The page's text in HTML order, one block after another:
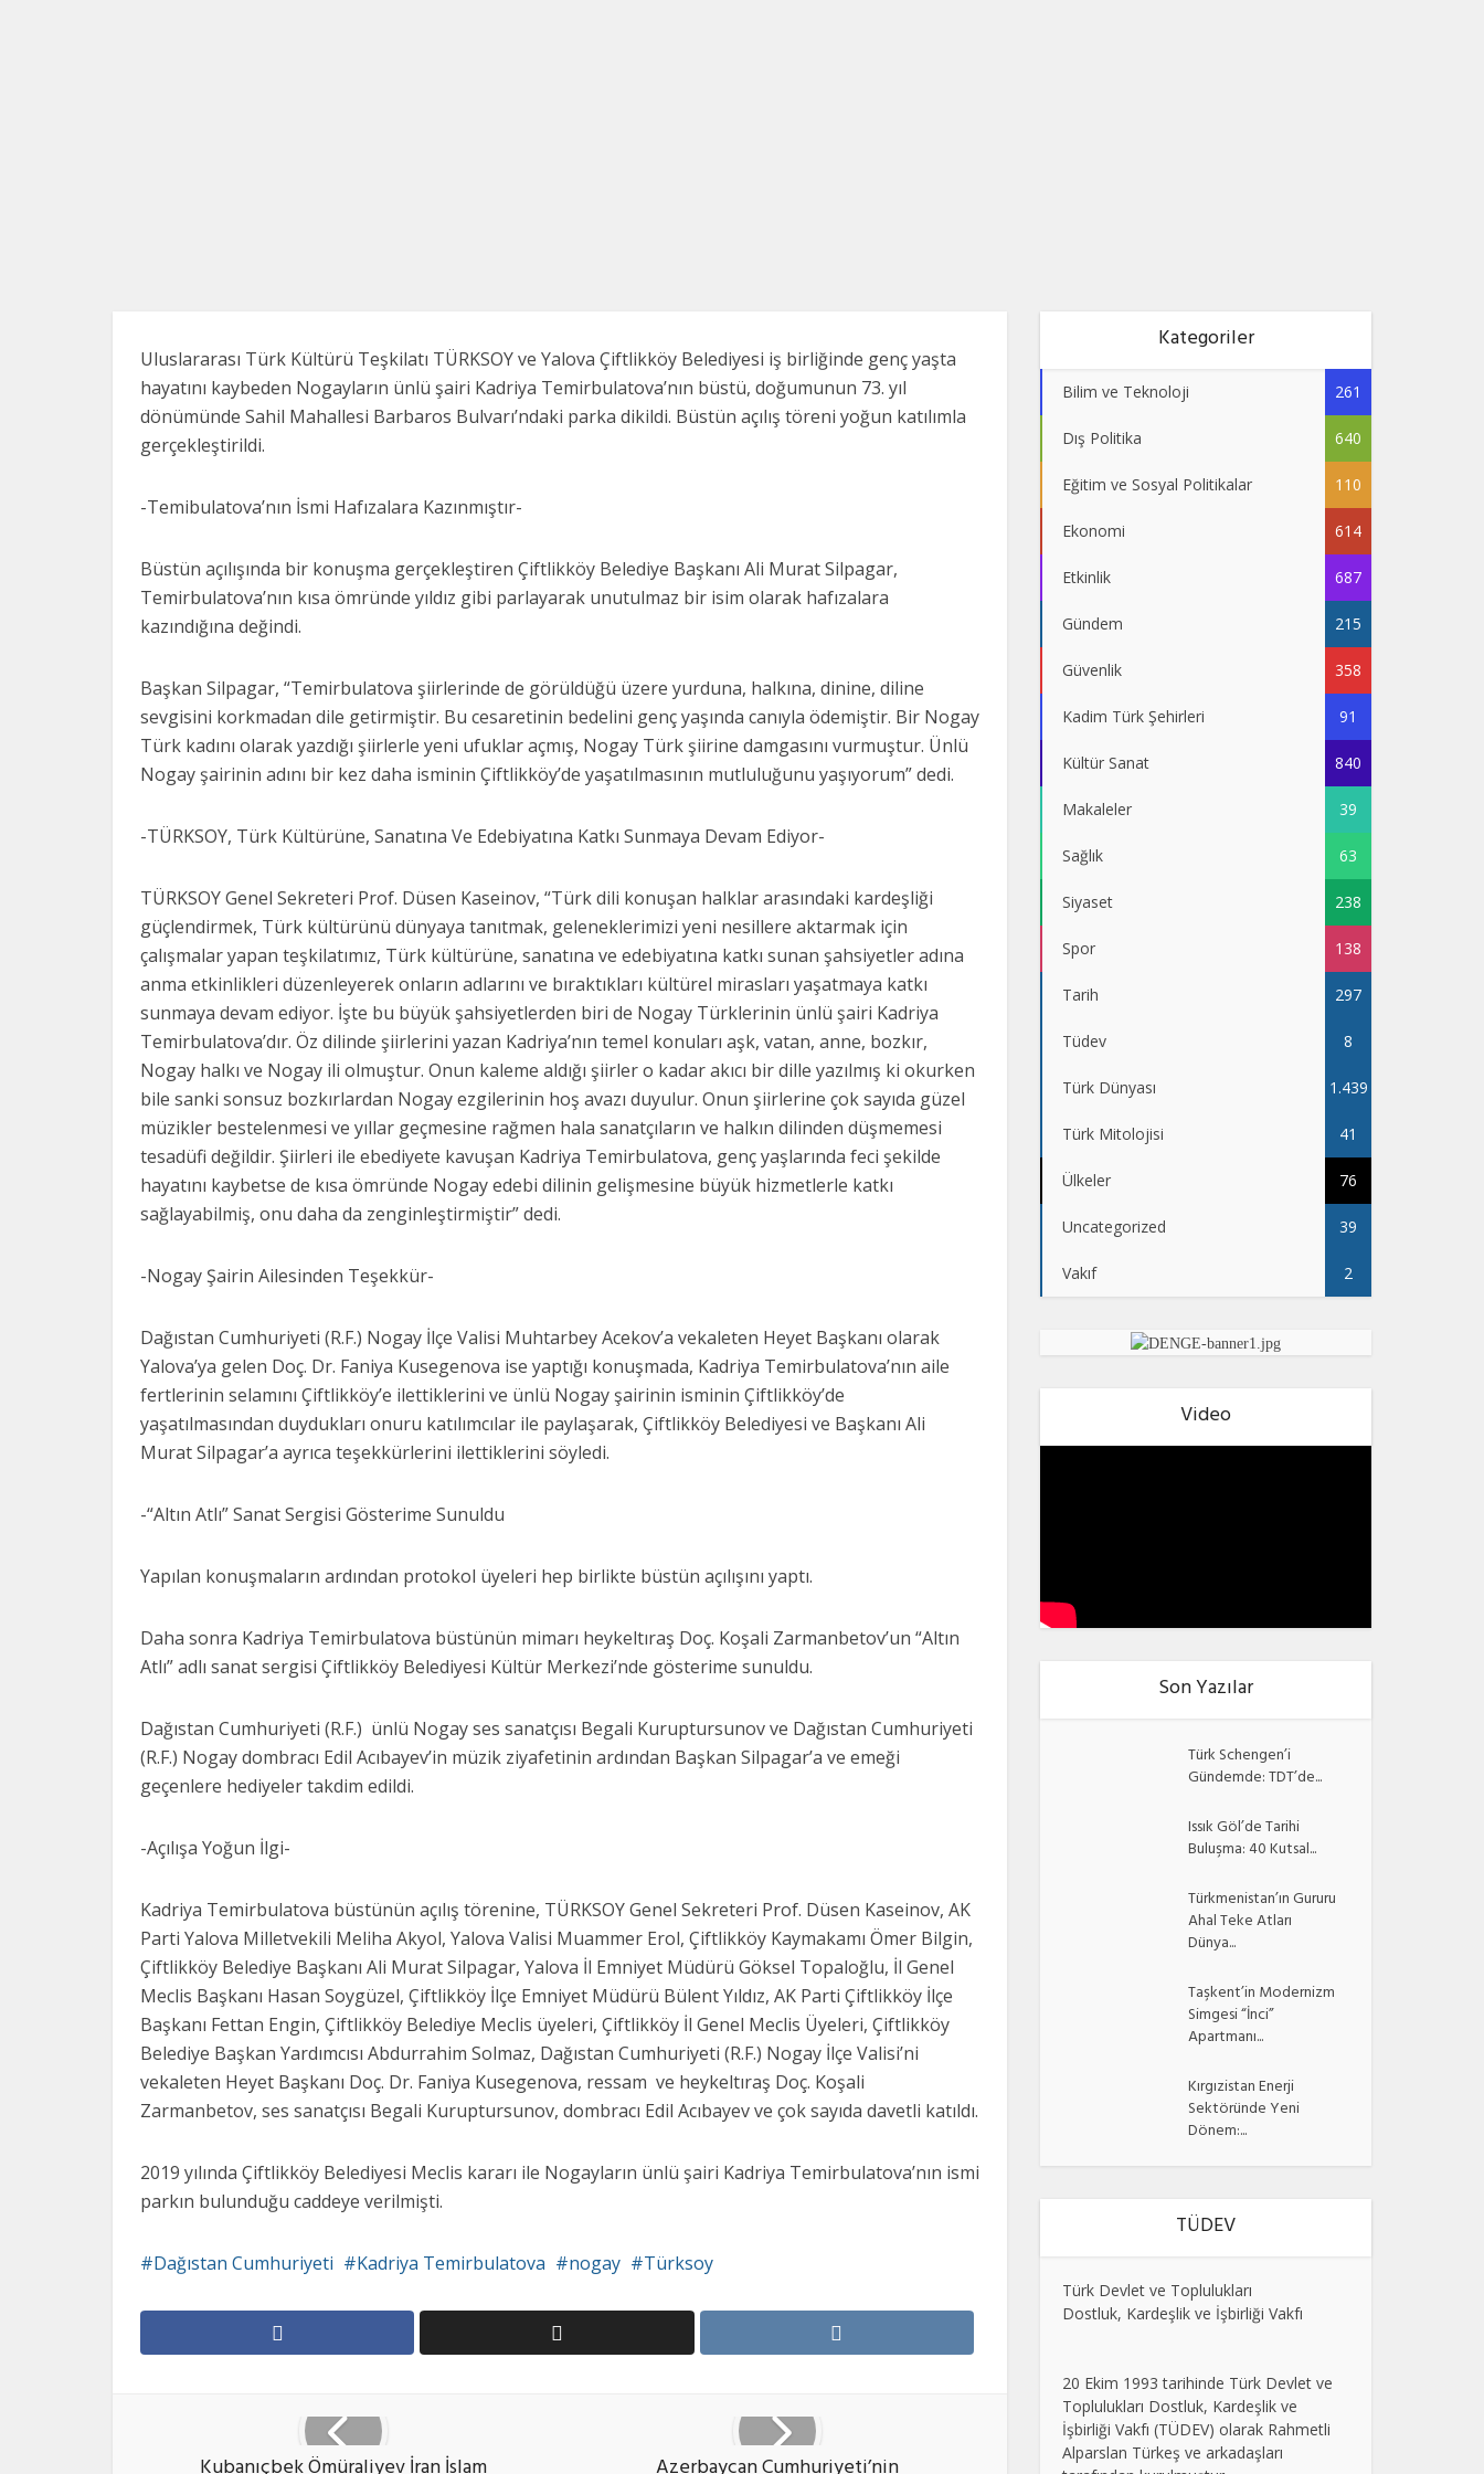
Uluslararası Türk Kültürü Teşkilatı TÜRKSOY ve Yalova Çiftlikköy Belediyesi iş birliğinde genç yaşta
hayatını kaybeden Nogayların ünlü şairi Kadriya Temirbulatova’nın büstü, doğumunun 73. yıl
dönümünde Sahil Mahallesi Barbaros Bulvarı’ndaki parka dikildi. Büstün açılış töreni yoğun katılımla
gerçekleştirildi.
-Temibulatova’nın İsmi Hafızalara Kazınmıştır-
Büstün açılışında bir konuşma gerçekleştiren Çiftlikköy Belediye Başkanı Ali Murat Silpagar,
Temirbulatova’nın kısa ömründe yıldız gibi parlayarak unutulmaz bir isim olarak hafızalara
kazındığına değindi.
Başkan Silpagar, “Temirbulatova şiirlerinde de görüldüğü üzere yurduna, halkına, dinine, diline
sevgisini korkmadan dile getirmiştir. Bu cesaretinin bedelini genç yaşında canıyla ödemiştir. Bir Nogay
Türk kadını olarak yazdığı şiirlerle yeni ufuklar açmış, Nogay Türk şiirine damgasını vurmuştur. Ünlü
Nogay şairinin adını bir kez daha isminin Çiftlikköy’de yaşatılmasının mutluluğunu yaşıyorum” dedi.
-TÜRKSOY, Türk Kültürüne, Sanatına Ve Edebiyatına Katkı Sunmaya Devam Ediyor-
TÜRKSOY Genel Sekreteri Prof. Düsen Kaseinov, “Türk dili konuşan halklar arasındaki kardeşliği
güçlendirmek, Türk kültürünü dünyaya tanıtmak, geleneklerimizi yeni nesillere aktarmak için
çalışmalar yapan teşkilatımız, Türk kültürüne, sanatına ve edebiyatına katkı sunan şahsiyetler adına
anma etkinlikleri düzenleyerek onların adlarını ve bıraktıkları kültürel mirasları yaşatmaya katkı
sunmaya devam ediyor. İşte bu büyük şahsiyetlerden biri de Nogay Türklerinin ünlü şairi Kadriya
Temirbulatova’dır. Öz dilinde şiirlerini yazan Kadriya’nın temel konuları aşk, vatan, anne, bozkır,
Nogay halkı ve Nogay ili olmuştur. Onun kaleme aldığı şiirler o kadar akıcı bir dille yazılmış ki okurken
bile sanki sonsuz bozkırlardan Nogay ezgilerinin hoş avazı duyulur. Onun şiirlerine çok sayıda güzel
müzikler bestelenmesi ve yıllar geçmesine rağmen hala sanatçıların ve halkın dilinden düşmemesi
tesadüfi değildir. Şiirleri ile ebediyete kavuşan Kadriya Temirbulatova, genç yaşlarında feci şekilde
hayatını kaybetse de kısa ömründe Nogay edebi dilinin gelişmesine büyük hizmetlerle katkı
sağlayabilmiş, onu daha da zenginleştirmiştir” dedi.
-Nogay Şairin Ailesinden Teşekkür-
Dağıstan Cumhuriyeti (R.F.) Nogay İlçe Valisi Muhtarbey Acekov’a vekaleten Heyet Başkanı olarak
Yalova’ya gelen Doç. Dr. Faniya Kusegenova ise yaptığı konuşmada, Kadriya Temirbulatova’nın aile
fertlerinin selamını Çiftlikköy’e ilettiklerini ve ünlü Nogay şairinin isminin Çiftlikköy’de
yaşatılmasından duydukları onuru katılımcılar ile paylaşarak, Çiftlikköy Belediyesi ve Başkanı Ali
Murat Silpagar’a ayrıca teşekkürlerini ilettiklerini söyledi.
-“Altın Atlı” Sanat Sergisi Gösterime Sunuldu
Yapılan konuşmaların ardından protokol üyeleri hep birlikte büstün açılışını yaptı.
Daha sonra Kadriya Temirbulatova büstünün mimarı heykeltıraş Doç. Koşali Zarmanbetov’un “Altın
Atlı” adlı sanat sergisi Çiftlikköy Belediyesi Kültür Merkezi’nde gösterime sunuldu.
Dağıstan Cumhuriyeti (R.F.) ünlü Nogay ses sanatçısı Begali Kuruptursunov ve Dağıstan Cumhuriyeti
(R.F.) Nogay dombracı Edil Acıbayev’in müzik ziyafetinin ardından Başkan Silpagar’a ve emeği
geçenlere hediyeler takdim edildi.
-Açılışa Yoğun İlgi-
Kadriya Temirbulatova büstünün açılış törenine, TÜRKSOY Genel Sekreteri Prof. Düsen Kaseinov, AK
Parti Yalova Milletvekili Meliha Akyol, Yalova Valisi Muammer Erol, Çiftlikköy Kaymakamı Ömer Bilgin,
Çiftlikköy Belediye Başkanı Ali Murat Silpagar, Yalova İl Emniyet Müdürü Göksel Topaloğlu, İl Genel
Meclis Başkanı Hasan Soygüzel, Çiftlikköy İlçe Emniyet Müdürü Bülent Yıldız, AK Parti Çiftlikköy İlçe
Başkanı Fettan Engin, Çiftlikköy Belediye Meclis üyeleri, Çiftlikköy İl Genel Meclis Üyeleri, Çiftlikköy
Belediye Başkan Yardımcısı Abdurrahim Solmaz, Dağıstan Cumhuriyeti (R.F.) Nogay İlçe Valisi’ni
vekaleten Heyet Başkanı Doç. Dr. Faniya Kusegenova, ressam ve heykeltıraş Doç. Koşali
Zarmanbetov, ses sanatçısı Begali Kuruptursunov, dombracı Edil Acıbayev ve çok sayıda davetli katıldı.
2019 yılında Çiftlikköy Belediyesi Meclis kararı ile Nogayların ünlü şairi Kadriya Temirbulatova’nın ismi
parkın bulunduğu caddeye verilmişti.
Dağıstan Cumhuriyeti Kadriya Temirbulatova nogay Türksoy
Kategoriler
Bilim ve Teknoloji 261
Dış Politika 640
Eğitim ve Sosyal Politikalar 110
Ekonomi 614
Etkinlik 687
Gündem 215
Güvenlik 358
Kadim Türk Şehirleri 91
Kültür Sanat 840
Makaleler 39
Sağlık 63
Siyaset 238
Spor 138
Tarih 297
Tüdev 8
Türk Dünyası 1.439
Türk Mitolojisi 41
Ülkeler 76
Uncategorized 39
Vakıf 2
Video
Son Yazılar
Türk Schengen’i
Gündemde: TDT’de...
Issık Göl’de Tarihi
Buluşma: 40 Kutsal...
Türkmenistan’ın Gururu
Ahal Teke Atları
Dünya...
Taşkent’in Modernizm
Simgesi “İnci”
Apartmanı...
Kırgızistan Enerji
Sektöründe Yeni
Dönem:...
TÜDEV
Türk Devlet ve Toplulukları
Dostluk, Kardeşlik ve İşbirliği Vakfı
20 Ekim 1993 tarihinde Türk Devlet ve
Toplulukları Dostluk, Kardeşlik ve
İşbirliği Vakfı (TÜDEV) olarak Rahmetli
Alparslan Türkeş ve arkadaşları